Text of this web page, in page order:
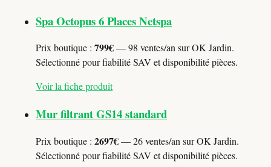
Spa Octopus 6 Places Netspa
Prix boutique :799€— 98 ventes/an sur OK Jardin.
Sélectionné pour fiabilité SAV et disponibilité pièces.
Voir la fiche produit
Mur filtrant GS14 standard
Prix boutique :2697€— 26 ventes/an sur OK Jardin.
Sélectionné pour fiabilité SAV et disponibilité pièces.